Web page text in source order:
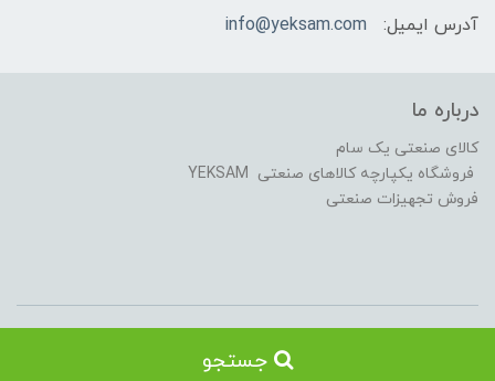
آدرس ایمیل:
info@yeksam.com
درباره ما
کالای صنعتی یک سام
فروشگاه یکپارچه کالاهای صنعتی YEKSAM
فروش تجهیزات صنعتی
2018-2021 YEKSAM T.L. All rights reserved